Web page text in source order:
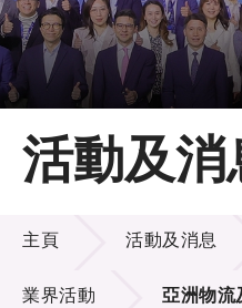
主頁
關於LSCM
技術商品化
項目及資助計劃
活動及消
活動及消息
主頁 活動及消息
業界活動 亞洲物流